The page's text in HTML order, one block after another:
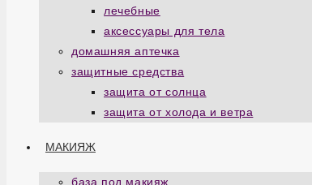
лечебные
аксессуары для тела
домашняя аптечка
защитные средства
защита от солнца
защита от холода и ветра
МАКИЯЖ
база под макияж